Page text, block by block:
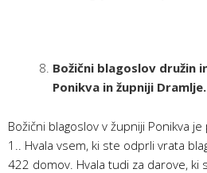
Božični blagoslov družin
Ponikva in župniji Dramlje.
Božični blagoslov v župniji Ponikva
1.. Hvala vsem, ki ste odprli vrata
422 domov. Hvala tudi za darove,